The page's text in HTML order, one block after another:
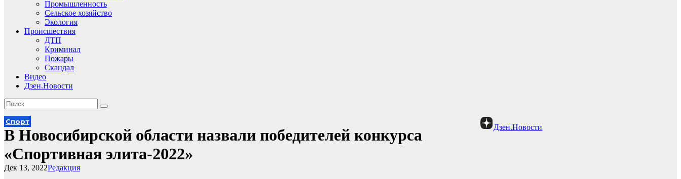
Промышленность
Сельское хозяйство
Экология
Происшествия
ДТП
Криминал
Пожары
Скандал
Видео
Дзен.Новости
Дзен.Новости
Спорт
В Новосибирской области назвали победителей конкурса
«Спортивная элита-2022»
Редакция
Дек 13, 2022